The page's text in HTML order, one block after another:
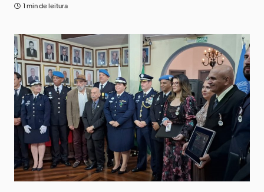
1 min de leitura